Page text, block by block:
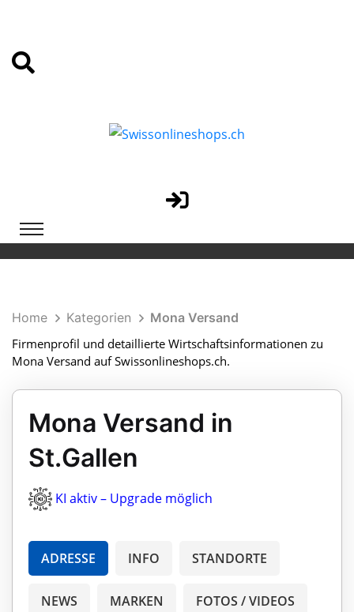
Home Kategorien
Mona Versand
Firmenprofil und detaillierte Wirtschaftsinformationen zu
Mona Versand auf Swissonlineshops.ch.
Mona Versand in
St.Gallen
KI aktiv – Upgrade möglich
ADRESSE INFO STANDORTE
NEWS MARKEN FOTOS / VIDEOS